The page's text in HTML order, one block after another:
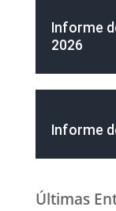
Informe
2026
Informe
Últimas